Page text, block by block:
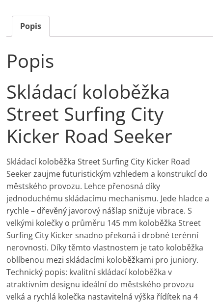
Popis
Popis
Skládací koloběžka
Street Surfing City
Kicker Road Seeker
Skládací koloběžka Street Surfing City Kicker Road
Seeker zaujme futuristickým vzhledem a konstrukcí do
městského provozu. Lehce přenosná díky
jednoduchému skládacímu mechanismu. Jede hladce a
rychle – dřevěný javorový nášlap snižuje vibrace. S
velkými kolečky o průměru 145 mm koloběžka Street
Surfing City Kicker snadno překoná i drobné terénní
nerovnosti. Díky těmto vlastnostem je tato koloběžka
oblíbenou mezi skládacími koloběžkami pro juniory.
Technický popis: kvalitní skládací koloběžka v
atraktivním designu ideální do městského provozu
velká a rychlá kolečka nastavitelná výška řídítek na 4